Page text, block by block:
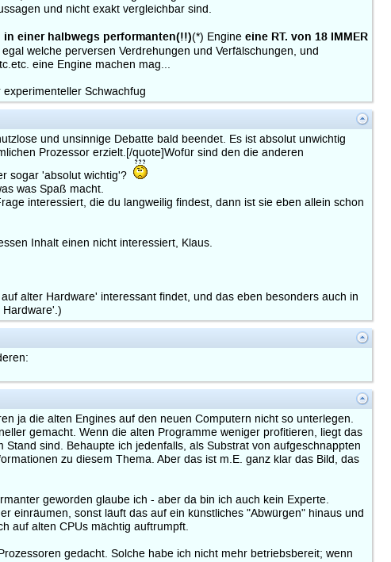
und nicht exakt vergleichbar sind.
in einer halbwegs performanten(!!)(*) Engineeine RT. von 18 IMMER
egal welche perversen Verdrehungen und Verfälschungen, und
eine Engine machen mag...
Schwachfug
und unsinnige Debatte bald beendet. Es ist absolut unwichtig
Prozessor erzielt.[/quote]Wofür sind den die anderen
sogar 'absolut wichtig'?
was Spaß macht.
interessiert, die du langweilig findest, dann ist sie eben allein schon
Inhalt einen nicht interessiert, Klaus.
alter Hardware' interessant findet, und das eben besonders auch in
ja die alten Engines auf den neuen Computern nicht so unterlegen.
gemacht. Wenn die alten Programme weniger profitieren, liegt das
sind. Behaupte ich jedenfalls, als Substrat von aufgeschnappten
zu diesem Thema. Aber das ist m.E. ganz klar das Bild, das
geworden glaube ich - aber da bin ich auch kein Experte.
einräumen, sonst läuft das auf ein künstliches "Abwürgen" hinaus und
auf alten CPUs mächtig auftrumpft.
gedacht. Solche habe ich nicht mehr betriebsbereit; wenn